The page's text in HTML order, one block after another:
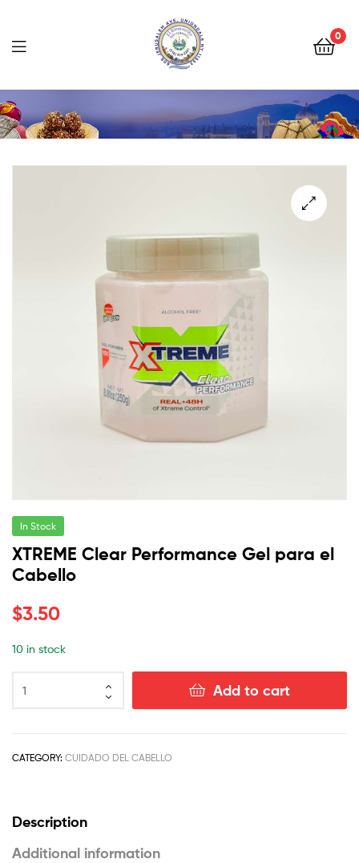
Tienda
Salvadoreña
Online
0
Salvadoreña
Online
In Stock
XTREME Clear Performance Gel para el
Cabello
$3.50
10 in stock
Add to cart
CATEGORY: CUIDADO DEL CABELLO
Description
Additional information